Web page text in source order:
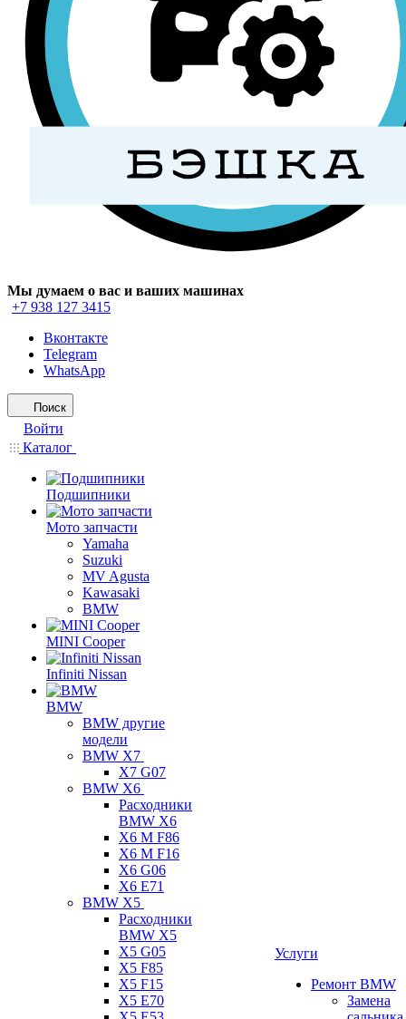
Мы думаем о вас и ваших машинах
+7 938 127 3415
Вконтакте
Telegram
WhatsApp
Поиск
Войти
Каталог
Подшипники
Мото запчасти
Yamaha
Suzuki
MV Agusta
Kawasaki
BMW
MINI Cooper
Infiniti Nissan
BMW
BMW другие
модели
BMW X7
X7 G07
BMW X6
Расходники
BMW X6
X6 M F86
X6 M F16
X6 G06
X6 E71
BMW X5
Расходники
BMW X5
X5 G05
X5 F85
X5 F15
X5 E70
Услуги
Ремонт BMW
Замена